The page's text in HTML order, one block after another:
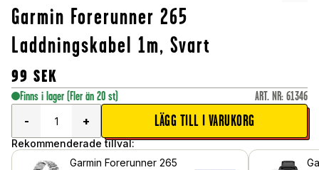
Garmin Forerunner 265
Laddningskabel 1m, Svart
99 SEK
Finns i lager (Fler än 20 st) ART. NR: 61346
-
+ LÄGG TILL I VARUKORG
Rekommenderade tillval:
Garmin Forerunner 265